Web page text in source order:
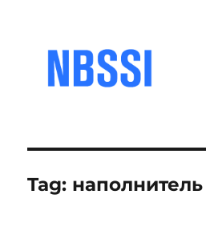
Tag: